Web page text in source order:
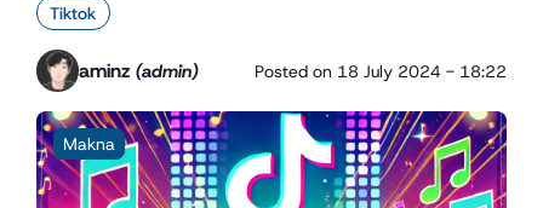
Tiktok
aminz (admin) Posted on 18 July 2024 - 18:22
Makna